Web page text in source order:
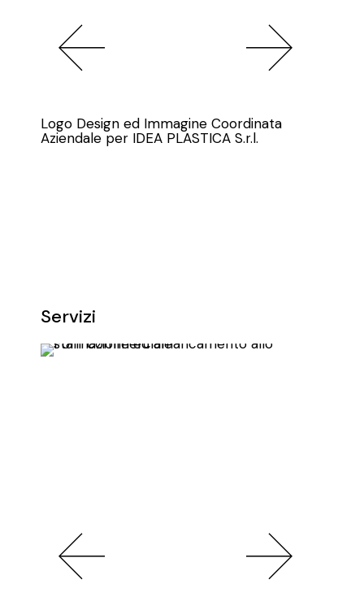
Logo Design ed Immagine Coordinata
Aziendale per IDEA PLASTICA S.r.l.
Servizi